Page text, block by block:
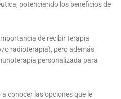
potenciando los beneficios de
de recibir terapia
o radioterapia), pero además
personalizada para
conocer las opciones que le